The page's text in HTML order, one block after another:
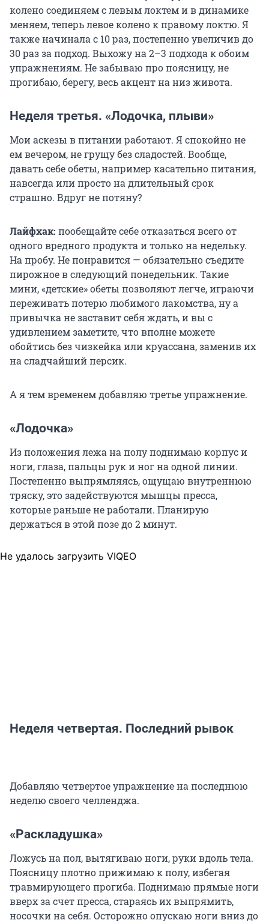
колено соединяем с левым локтем и в динамике
меняем, теперь левое колено к правому локтю. Я
также начинала с 10 раз, постепенно увеличив до
30 раз за подход. Выхожу на 2–3 подхода к обоим
упражнениям. Не забываю про поясницу, не
прогибаю, берегу, весь акцент на низ живота.
Неделя третья. «Лодочка, плыви»
Мои аскезы в питании работают. Я спокойно не
ем вечером, не грущу без сладостей. Вообще,
давать себе обеты, например касательно питания,
навсегда или просто на длительный срок
страшно. Вдруг не потяну?
Лайфхак: пообещайте себе отказаться всего от
одного вредного продукта и только на недельку.
На пробу. Не понравится — обязательно съедите
пирожное в следующий понедельник. Такие
мини, «детские» обеты позволяют легче, играючи
переживать потерю любимого лакомства, ну а
привычка не заставит себя ждать, и вы с
удивлением заметите, что вполне можете
обойтись без чизкейка или круассана, заменив их
на сладчайший персик.
А я тем временем добавляю третье упражнение.
«Лодочка»
Из положения лежа на полу поднимаю корпус и
ноги, глаза, пальцы рук и ног на одной линии.
Постепенно выпрямляясь, ощущаю внутреннюю
тряску, это задействуются мышцы пресса,
которые раньше не работали. Планирую
держаться в этой позе до 2 минут.
Не удалось загрузить VIQEO
Неделя четвертая. Последний рывок
Добавляю четвертое упражнение на последнюю
неделю своего челленджа.
«Раскладушка»
Ложусь на пол, вытягиваю ноги, руки вдоль тела.
Поясницу плотно прижимаю к полу, избегая
травмирующего прогиба. Поднимаю прямые ноги
вверх за счет пресса, стараясь их выпрямить,
носочки на себя. Осторожно опускаю ноги вниз до